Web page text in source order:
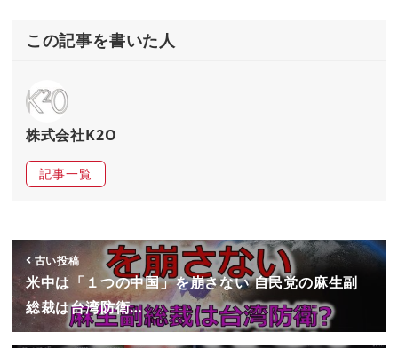
この記事を書いた人
株式会社K2O
記事一覧
古い投稿
米中は「１つの中国」を崩さない 自民党の麻生副
総裁は台湾防衛…